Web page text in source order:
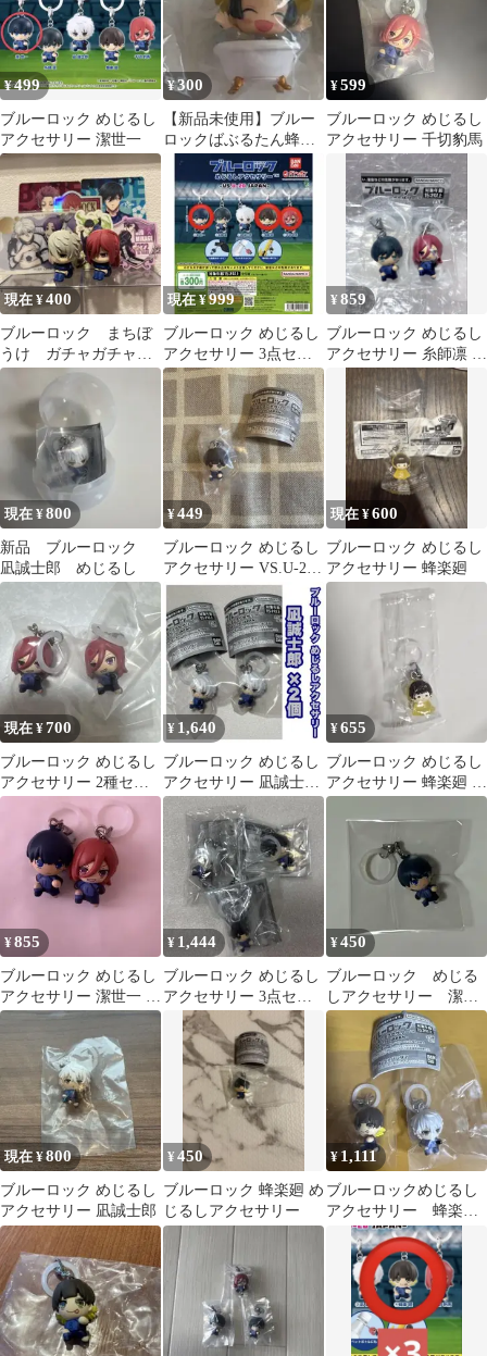
¥499
ブルーロック めじるし
アクセサリー 潔世一
¥300
【新品未使用】ブルー
ロックばぶるたん蜂楽
¥599
ブルーロック めじるし
アクセサリー 千切豹馬
現在 ¥400
ブルーロック まちぼ
うけ ガチャガチャ
他カード、ステッカー
現在 ¥999
ブルーロック めじるし
アクセサリー 3点セッ
ト
¥859
ブルーロック めじるし
アクセサリー 糸師凛 千
切豹馬
現在 ¥800
新品 ブルーロック
凪誠士郎 めじるし
¥449
ブルーロック めじるし
アクセサリー VS.U-20
JAPAN 蜂楽
現在 ¥600
ブルーロック めじるし
アクセサリー 蜂楽廻
現在 ¥700
ブルーロック めじるし
アクセサリー 2種セッ
ト 未開封
¥ 1,640
ブルーロック めじるし
アクセサリー 凪誠士郎
2個セット
¥655
ブルーロック めじるし
アクセサリー 蜂楽廻 新
品未使用
¥855
ブルーロック めじるし
アクセサリー 潔世一 千
切豹馬
¥ 1,444
ブルーロック めじるし
アクセサリー 3点セッ
¥450
ブルーロック めじる
しアクセサリー 潔世
一
現在 ¥800
ブルーロック めじるし
アクセサリー 凪誠士郎
¥450
ブルーロック 蜂楽廻 め
じるしアクセサリー
¥1,111
ブルーロックめじるし
アクセサリー 蜂楽
廻 凪誠士郎 ２個セ
ット